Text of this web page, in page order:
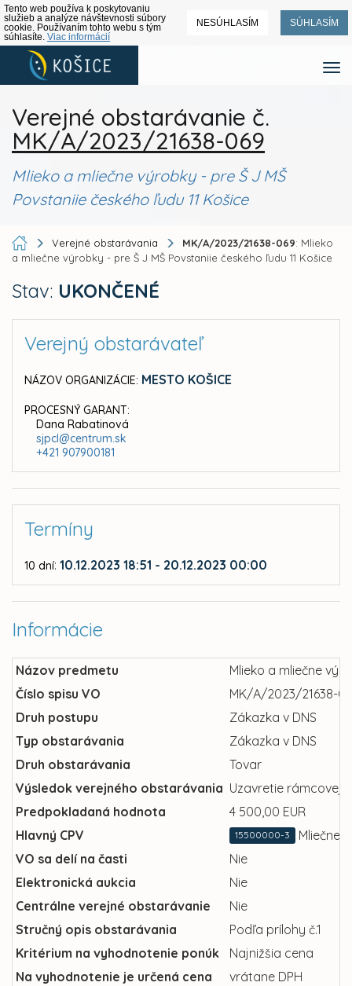
Tento web používa k poskytovaniu
služieb a analýze návštevnosti súbory
cookie. Používaním tohto webu s tým
súhlasíte. Viac informácií
NESÚHLASÍM SÚHLASÍM
Verejné obstarávanie č.
MK/A/2023/21638-069
Mlieko a mliečne výrobky - pre Š J MŠ
Povstaniie českého ľudu 11 Košice
Verejné obstarávania MK/A/2023/21638-069: Mlieko
a mliečne výrobky - pre Š J MŠ Povstaniie českého ľudu 11 Košice
Stav: UKONČENÉ
Verejný obstarávateľ
NÁZOV ORGANIZÁCIE: MESTO KOŠICE
PROCESNÝ GARANT:
Dana Rabatinová
sjpcl@centrum.sk
+421 907900181
Termíny
10 dní: 10.12.2023 18:51 - 20.12.2023 00:00
Informácie
Názov predmetu
Mlieko a mliečne
Číslo spisu VO
MK/A/2023/21638-
Druh postupu
Zákazka v DNS
Typ obstarávania
Zákazka v DNS
Druh obstarávania
Tovar
Výsledok verejného obstarávania Uzavretie rámcovej
Predpokladaná hodnota
4 500,00 EUR
Hlavný CPV
15500000-3
Mliečne
VO sa delí na časti
Nie
Elektronická aukcia
Nie
Centrálne verejné obstarávanie
Nie
Stručný opis obstarávania
Podľa prílohy č.1
Kritérium na vyhodnotenie ponúk
Najnižšia cena
Na vyhodnotenie je určená cena
vrátane DPH